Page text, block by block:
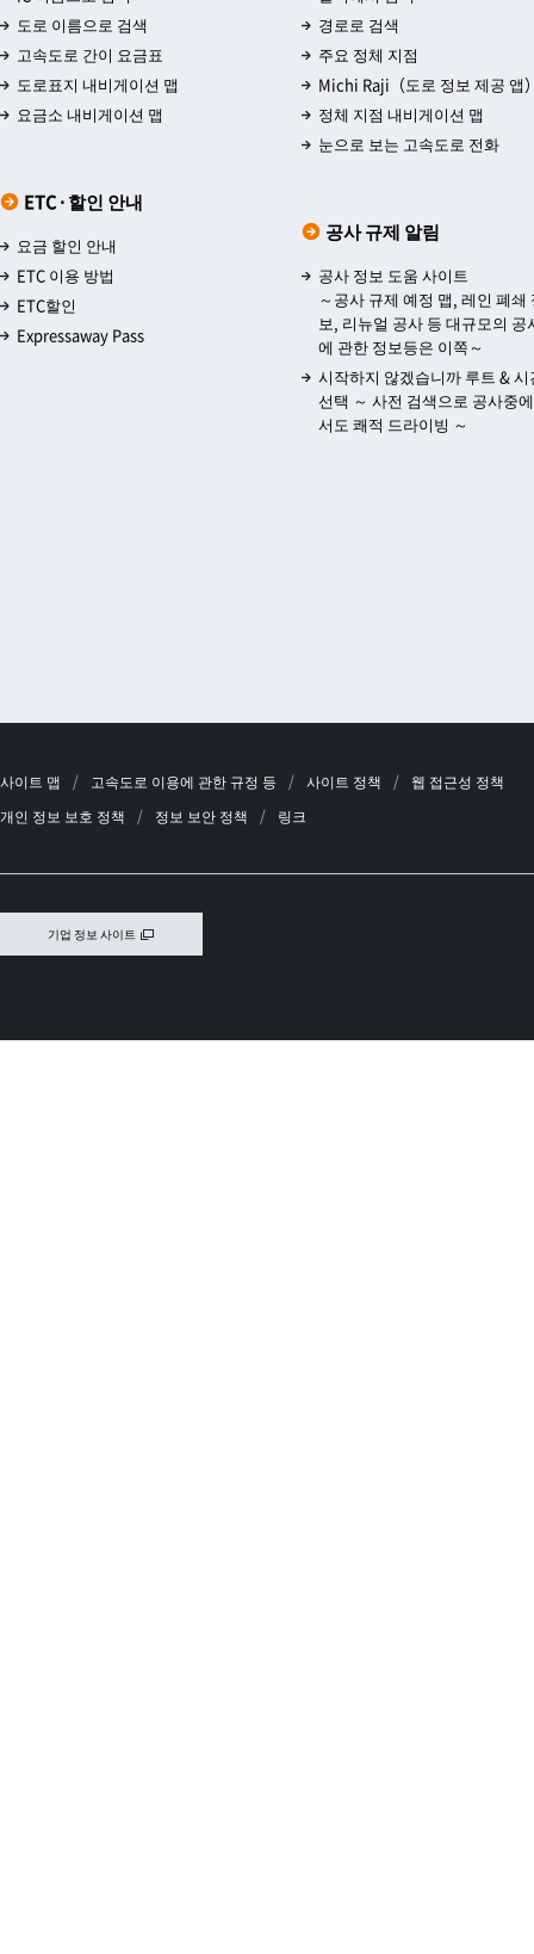
도로 이름으로 검색
고속도로 간이 요금표
도로표지 내비게이션 맵
요금소 내비게이션 맵
ETC·할인 안내
요금 할인 안내
ETC 이용 방법
ETC할인
Expressaway Pass
경로로 검색
주요 정체 지점
Michi Raji（도로 정보 제공 앱
정체 지점 내비게이션 맵
눈으로 보는 고속도로 전화
공사 규제 알림
공사 정보 도움 사이트
～공사 규제 예정 맵, 레인 폐쇄
보, 리뉴얼 공사 등 대규모의 공
에 관한 정보등은 이쪽～
시작하지 않겠습니까 루트 & 시
선택 ～ 사전 검색으로 공사중에
서도 쾌적 드라이빙 ～
사이트 맵 고속도로 이용에 관한 규정 등 사이트 정책
웹 접근성 정책
개인 정보 보호 정책
정보 보안 정책 링크
기업 정보 사이트